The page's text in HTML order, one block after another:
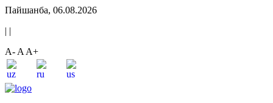
Пайшанба, 06.08.2026
| |
A- A A+